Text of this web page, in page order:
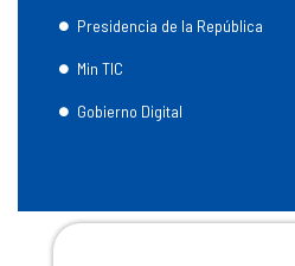
Presidencia de la República
Min TIC
Gobierno Digital